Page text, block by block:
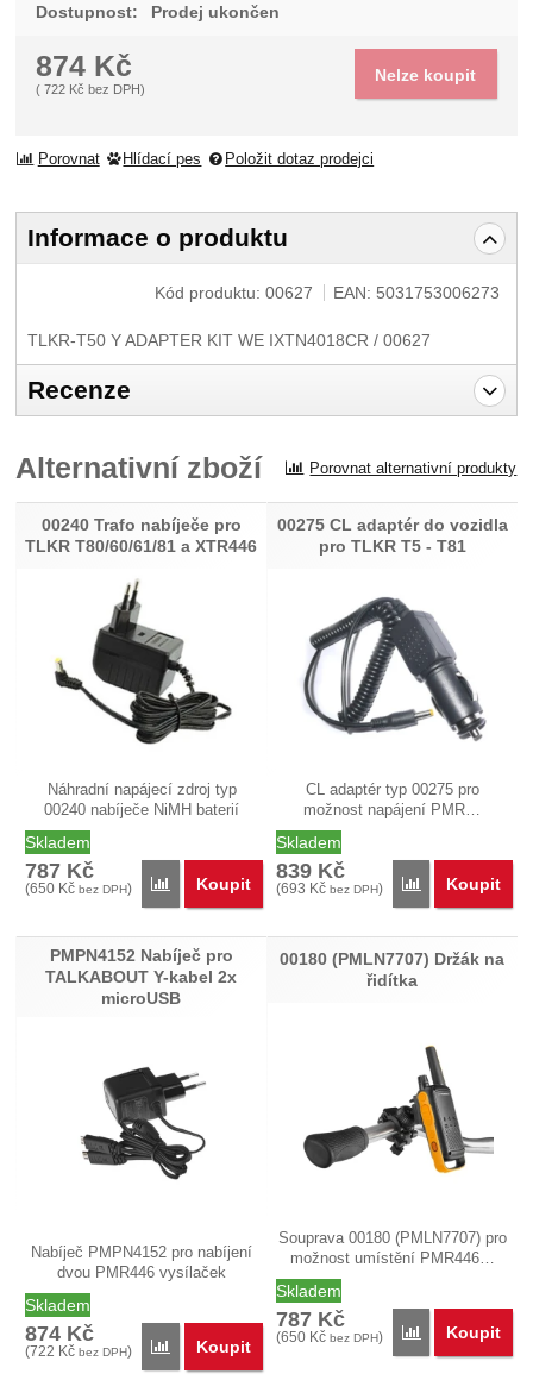
Dostupnost: Prodej ukončen
874 Kč
( 722 Kč bez DPH)
Nelze koupit
Porovnat Hlídací pes Položit dotaz prodejci
Informace o produktu
Kód produktu:00627 EAN: 5031753006273
TLKR-T50 Y ADAPTER KIT WE IXTN4018CR / 00627
Recenze
Recenze
Nebyla přidána žádná recenze.
Alternativní zboží Porovnat alternativní produkty
00240 Trafo nabíječe pro
TLKR T80/60/61/81 a XTR446
Náhradní napájecí zdroj typ
00240 nabíječe NiMH baterií
Skladem
787 Kč
(650 Kč bez DPH) Porovnat
Koupit
00275 CL adaptér do vozidla
pro TLKR T5 - T81
CL adaptér typ 00275 pro
možnost napájení PMR…
Skladem
839 Kč
(693 Kč bez DPH) Porovnat
Koupit
PMPN4152 Nabíječ pro
TALKABOUT Y-kabel 2x
microUSB
Nabíječ PMPN4152 pro nabíjení
dvou PMR446 vysílaček
Skladem
874 Kč
(722 Kč bez DPH) Porovnat
Koupit
00180 (PMLN7707) Držák na
řidítka
Souprava 00180 (PMLN7707) pro
možnost umístění PMR446…
Skladem
787 Kč
(650 Kč bez DPH) Porovnat
Koupit